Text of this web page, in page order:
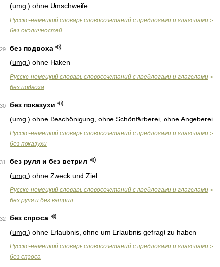
(umg. ) ohne Umschweife
Русско-немецкий словарь словосочетаний с предлогами и глаголами >
без околичностей
29
без подвоха
(umg. ) ohne Haken
Русско-немецкий словарь словосочетаний с предлогами и глаголами >
без подвоха
30
без показухи
(umg. ) ohne Beschönigung, ohne Schönfärberei, ohne Angeberei
Русско-немецкий словарь словосочетаний с предлогами и глаголами >
без показухи
31
без руля и без ветрил
(umg. ) ohne Zweck und Ziel
Русско-немецкий словарь словосочетаний с предлогами и глаголами >
без руля и без ветрил
32
без спроса
(umg. ) ohne Erlaubnis, ohne um Erlaubnis gefragt zu haben
Русско-немецкий словарь словосочетаний с предлогами и глаголами >
без спроса